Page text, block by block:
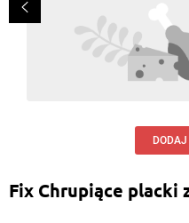
Fix Chrupiące placki